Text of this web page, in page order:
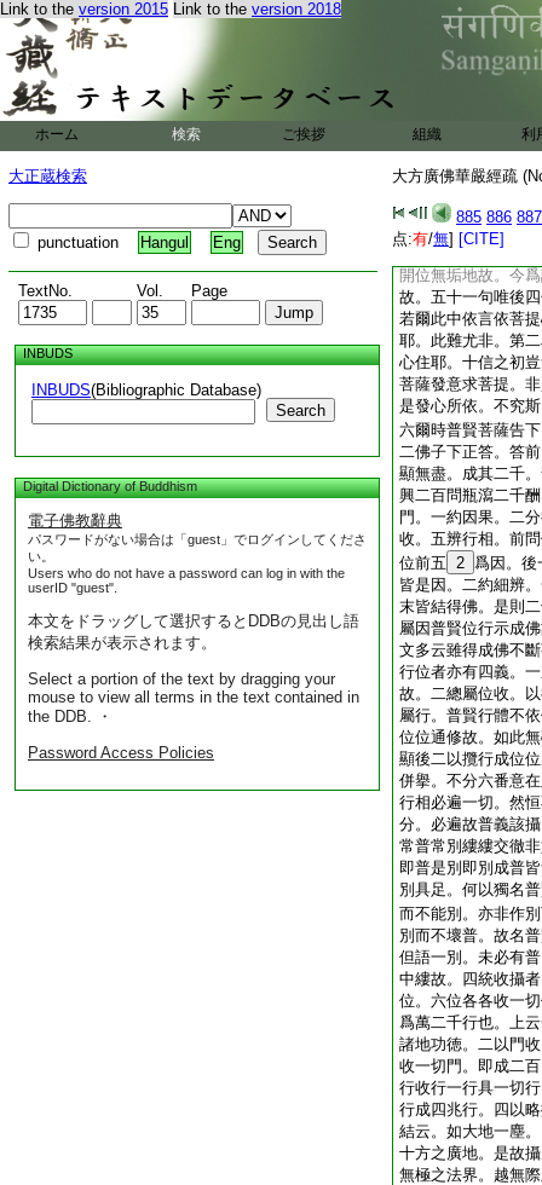
Link to the version 2015 Link to the version 2018
ホーム 検索 ご挨拶 組織 利
大正蔵検索
punctuation Hangul Eng
TextNo. Vol. Page
INBUDS
INBUDS(Bibliographic Database)
Search
Digital Dictionary of Buddhism
電子佛教辭典
パスワードがない場合は「guest」でログインしてくださ
い。
Users who do not have a password can log in with the
userID "guest".
本文をドラッグして選択するとDDBの見出し語
検索結果が表示されます。
Select a portion of the text by dragging your
mouse to view all terms in the text contained in
the DDB. ・
Password Access Policies
大方廣佛華嚴經疏
885 886 887
点:有/無] [CITE]
該六位故。故度世
菩薩行。從始至終
於信等。既云從始
知決是六位之行。
若剋定約位。何殊
本業經等。判於六
爲首。謂三賢十聖
等覺而取信耶。此
於位。取位成説。
行正居行始。等覺
前十地勝進。或攝
開位無垢地故。今
故。五十一句唯後
若爾此中依言依菩
耶。此難尤非。第
心住耶。十信之初
菩薩發意求菩提。
是發心所依。不究
六爾時普賢菩薩告
二佛子下正答。答
顯無盡。成其二千
興二百問瓶瀉二千
門。一約因果。二
收。五辨行相。前
位前五 2 爲因。後
皆是因。二約細辨
末皆結得佛。是則
屬因普賢位行示成
文多云雖得成佛不
行位者亦有四義。
故。二總屬位收。
屬行。普賢行體不
位位通修故。如此
顯後二以攬行成位
併擧。不分六番意
行相必遍一切。然
分。必遍故普義該
常普常別縷縷交徹
即普是別即別成普
別具足。何以獨名
而不能別。亦非作
別而不壞普。故名
但語一別。未必有
中縷故。四統收攝
位。六位各各收一
爲萬二千行也。上
諸地功徳。二以門
收一切門。即成二
行收行一行具一切
行成四兆行。四以
結云。如大地一塵
十方之廣地。是故
無極之法界。越無